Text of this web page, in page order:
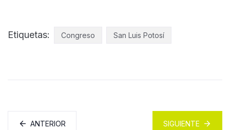
Etiquetas: Congreso San Luis Potosí
ANTERIOR SIGUIENTE